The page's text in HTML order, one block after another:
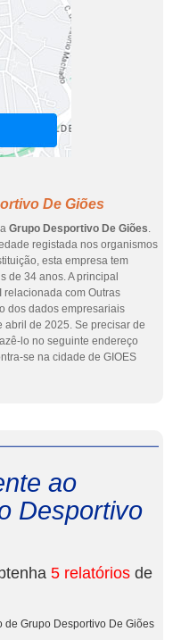
De Giões
Grupo Desportivo De Giões.
registada nos organismos
esta empresa tem
de 34 anos. A principal
relacionada com Outras
dos dados empresariais
abril de 2025. Se precisar de
lo no seguinte endereço
se na cidade de GIOES
ao
Desportivo
5 relatórios de
de Grupo Desportivo De Giões